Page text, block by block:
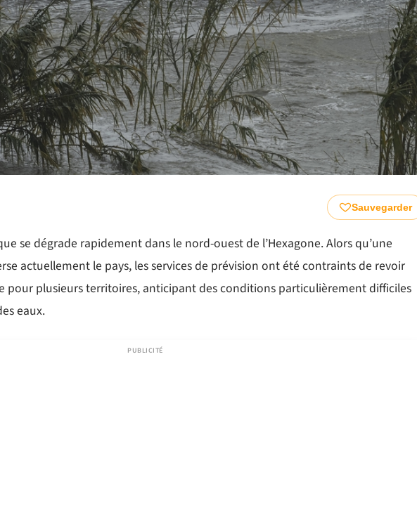
Sauvegarder
se dégrade rapidement dans le nord-ouest de l’Hexagone. Alors qu’une
actuellement le pays, les services de prévision ont été contraints de revoir
pour plusieurs territoires, anticipant des conditions particulièrement difficiles
eaux.